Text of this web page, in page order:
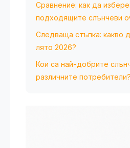
Сравнение: как да
подходящите слънчеви
Следваща стъпка: какво
лято 2026?
Кои са най-добрите
различните потребители?